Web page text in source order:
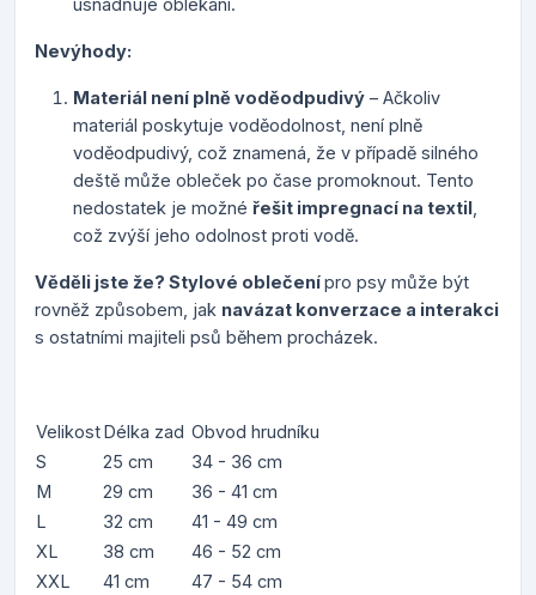
Nevýhody:
Materiál není plně voděodpudivý – Ačkoliv
materiál poskytuje voděodolnost, není plně
voděodpudivý, což znamená, že v případě silného
deště může obleček po čase promoknout. Tento
nedostatek je možné řešit impregnací na textil
což zvýší jeho odolnost proti vodě.
Věděli jste že? Stylové oblečenípro psy může být
rovněž způsobem, jak navázat konverzace a interakci
s ostatními majiteli psů během procházek.
VelikostDélka zad Obvod hrudníku
S
25 cm
34 - 36 cm
M
29 cm
36 - 41 cm
L
32 cm
41 - 49 cm
XL
38 cm
46 - 52 cm
XXL
41 cm 47 - 54 cm